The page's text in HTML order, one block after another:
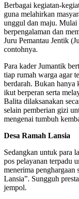
Berbagai kegiatan-
guna melahirkan
unggul dan maju. Mulai
berpengalaman dan
Juru Pemantau Jentik
contohnya.
Para kader Jumantik
tiap rumah warga agar
berdarah. Bukan hanya
ikut berperan serta
Balita dilaksanakan
selain pemberian gizi
mengenai tumbuh
Desa Ramah Lansia
Sedangkan untuk para
pos pelayanan terpadu
menerima penghargaan
Lansia”. Sungguh
jempol.